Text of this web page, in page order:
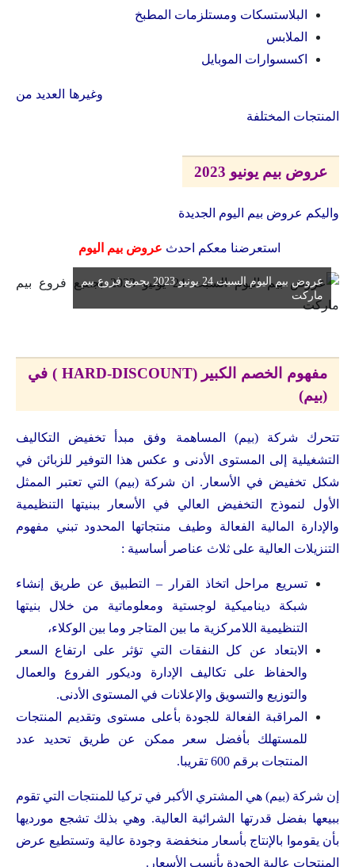
البلاستسكات ومستلزمات المطبخ
الملابس
اكسسوارات الموبايل
وغيرها العديد من
المنتجات المختلفة
عروض بيم يونيو 2023
واليكم عروض بيم اليوم الجديدة
استعرضنا معكم احدث عروض بيم اليوم
عروض بيم اليوم السبت 24 يونيو 2023 بجميع فروع بيم
ماركت
مفهوم الخصم الكبير (HARD-DISCOUNT ) في
(بيم)
تتحرك شركة (بيم) المساهمة وفق مبدأ تخفيض التكاليف
التشغيلية إلى المستوى الأدنى و عكس هذا التوفير للزبائن في
شكل تخفيض في الأسعار. ان شركة (بيم) التي تعتبر الممثل
الأول لنموذج التخفيض العالي في الأسعار ببنيتها التنظيمية
والإدارة المالية الفعالة وطيف منتجاتها المحدود تبني مفهوم
التنزيلات العالية على ثلاث عناصر أساسية :
تسريع مراحل اتخاذ القرار – التطبيق عن طريق إنشاء
شبكة ديناميكية لوجستية ومعلوماتية من خلال بنيتها
التنظيمية اللامركزية ما بين المتاجر وما بين الوكلاء،
الابتعاد عن كل النفقات التي تؤثر على ارتفاع السعر
والحفاظ على تكاليف الإدارة وديكور الفروع والعمال
والتوزيع والتسويق والإعلانات في المستوى الأدنى.
المراقبة الفعالة للجودة بأعلى مستوى وتقديم المنتجات
للمستهلك بأفضل سعر ممكن عن طريق تحديد عدد
المنتجات برقم 600 تقريبا.
إن شركة (بيم) هي المشتري الأكبر في تركيا للمنتجات التي تقوم
ببيعها بفضل قدرتها الشرائية العالية. وهي بذلك تشجع مورديها
بأن يقوموا بالإنتاج بأسعار منخفضة وجودة عالية وتستطيع عرض
المنتجات عالية الجودة بأنسب الأسعار.